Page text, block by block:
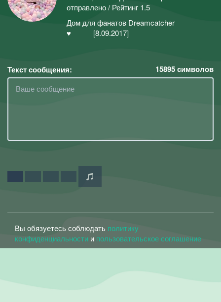
отправлено / Рейтинг 1.5
Дом для фанатов Dreamcatcher
♥️ [8.09.2017]
Текст сообщения: 15895символов
Вы обязуетесь соблюдать политику
конфиденциальности и пользовательское соглашение